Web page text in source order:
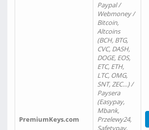
PremiumKeys.com
Paypal /
Webmoney /
Bitcoin,
Altcoins
(BCH, BTG,
CVC, DASH,
DOGE, EOS,
ETC, ETH,
LTC, OMG,
SNT, ZEC…) /
Paysera
(Easypay,
Mbank,
Przelewy24,
Safetypay,